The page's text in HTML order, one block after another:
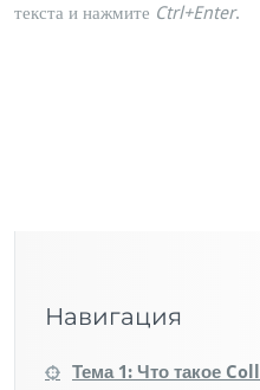
текста и нажмите Ctrl+Enter.
Навигация
Тема 1: Что такое